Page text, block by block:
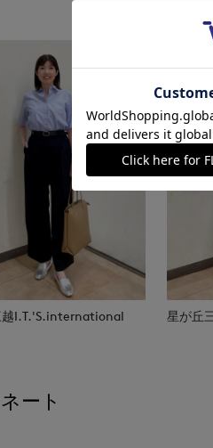
越I.T.'S.international 星が丘
ート